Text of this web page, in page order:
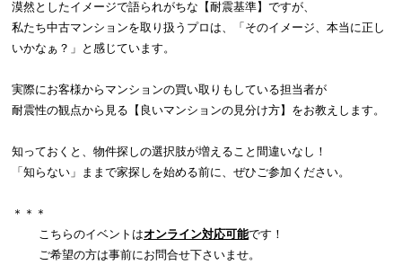
漠然としたイメージで語られがちな【耐震基準】ですが、
私たち中古マンションを取り扱うプロは、「そのイメージ、本当に正し
いかなぁ？」と感じています。
実際にお客様からマンションの買い取りもしている担当者が
耐震性の観点から見る【良いマンションの見分け方】をお教えします。
知っておくと、物件探しの選択肢が増えること間違いなし！
「知らない」ままで家探しを始める前に、ぜひご参加ください。
＊＊＊
こちらのイベントはオンライン対応可能です！
ご希望の方は事前にお問合せ下さいませ。